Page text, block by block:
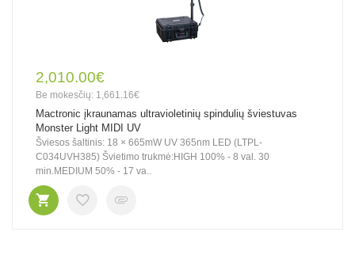
2,010.00€
Be mokesčių: 1,661.16€
Mactronic įkraunamas ultravioletinių spindulių šviestuvas
Monster Light MIDI UV
Šviesos šaltinis: 18 × 665mW UV 365nm LED (LTPL-
C034UVH385) Švietimo trukmė:HIGH 100% - 8 val. 30
min.MEDIUM 50% - 17 va..